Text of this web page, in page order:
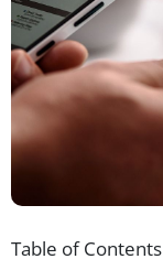
Table of Contents